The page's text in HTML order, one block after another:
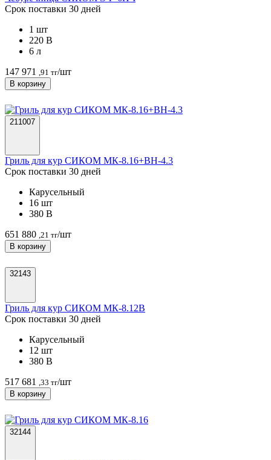
Срок поставки 30 дней
1 шт
220 В
6 л
147 971
,91 тг/шт
В корзину
211007
Гриль для кур СИКОМ МК-8.16+ВН-4.3
Срок поставки 30 дней
Карусельный
16 шт
380 В
651 880 ,21 тг/шт
В корзину
32143
Гриль для кур СИКОМ МК-8.12В
Срок поставки 30 дней
Карусельный
12 шт
380 В
517 681
,33 тг/шт
В корзину
32144